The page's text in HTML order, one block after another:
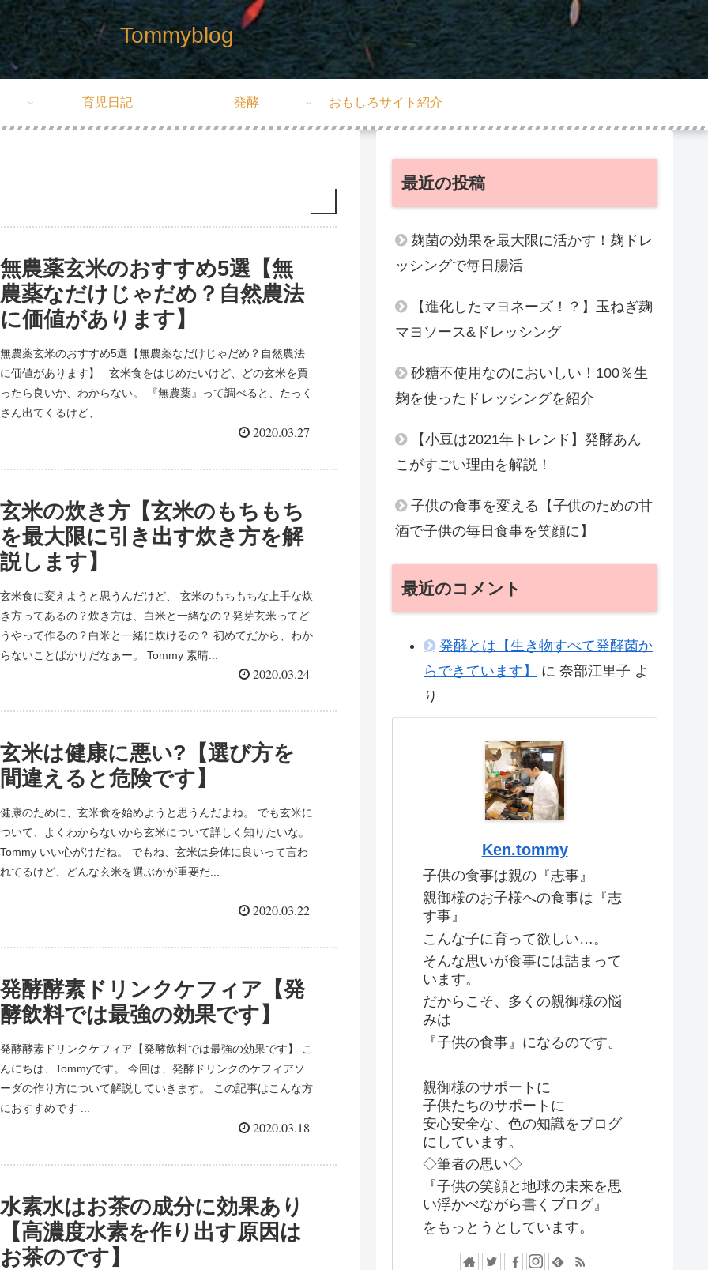
Tommyblog
育児日記 発酵 おもしろサイト紹介
無農薬玄米のおすすめ5選【無
農薬なだけじゃだめ？自然農法
に価値があります】
無農薬玄米のおすすめ5選【無農薬なだけじゃだめ？自然農法
に価値があります】 玄米食をはじめたいけど、どの玄米を買
ったら良いか、わからない。 『無農薬』って調べると、たっく
さん出てくるけど、 ...
2020.03.27
玄米の炊き方【玄米のもちもち
を最大限に引き出す炊き方を解
説します】
玄米食に変えようと思うんだけど、 玄米のもちもちな上手な炊
き方ってあるの？炊き方は、白米と一緒なの？発芽玄米ってど
うやって作るの？白米と一緒に炊けるの？ 初めてだから、わか
らないことばかりだなぁー。 Tommy 素晴...
2020.03.24
玄米は健康に悪い?【選び方を
間違えると危険です】
健康のために、玄米食を始めようと思うんだよね。 でも玄米に
ついて、よくわからないから玄米について詳しく知りたいな。
Tommy いい心がけだね。 でもね、玄米は身体に良いって言わ
れてるけど、どんな玄米を選ぶかが重要だ...
2020.03.22
発酵酵素ドリンクケフィア【発
酵飲料では最強の効果です】
発酵酵素ドリンクケフィア【発酵飲料では最強の効果です】 こ
んにちは、Tommyです。 今回は、発酵ドリンクのケフィアソ
ーダの作り方について解説していきます。 この記事はこんな方
におすすめです ...
2020.03.18
水素水はお茶の成分に効果あり
【高濃度水素を作り出す原因は
お茶のです】
最近の投稿
麹菌の効果を最大限に活かす！麹ドレ
ッシングで毎日腸活
【進化したマヨネーズ！？】玉ねぎ麹
マヨソース&ドレッシング
砂糖不使用なのにおいしい！100％生
麹を使ったドレッシングを紹介
【小豆は2021年トレンド】発酵あん
こがすごい理由を解説！
子供の食事を変える【子供のための甘
酒で子供の毎日食事を笑顔に】
最近のコメント
発酵とは【生き物すべて発酵菌か
らできています】
に 奈部江里子 よ
り
Ken.tommy
子供の食事は親の『志事』
親御様のお子様への食事は『志
す事』
こんな子に育って欲しい…。
そんな思いが食事には詰まって
います。
だからこそ、多くの親御様の悩
みは
『子供の食事』になるのです。
親御様のサポートに
子供たちのサポートに
安心安全な、色の知識をブログ
にしています。
◇筆者の思い◇
『子供の笑顔と地球の未来を思
い浮かべながら書くブログ』
をもっとうとしています。